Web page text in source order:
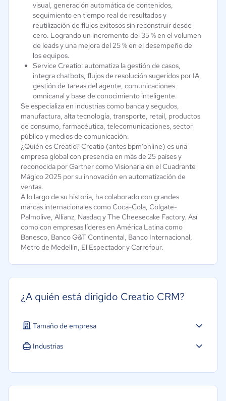
visual, generación automática de contenidos,
seguimiento en tiempo real de resultados y
reutilización de flujos exitosos sin reconstruir desde
cero. Logrando un incremento del 35 % en el volumen
de leads y una mejora del 25 % en el desempeño de
los equipos.
Service Creatio: automatiza la gestión de casos,
integra chatbots, flujos de resolución sugeridos por IA,
gestión de tareas del agente, comunicaciones
omnicanal y base de conocimiento inteligente.
Se especializa en industrias como banca y segudos,
manufactura, alta tecnología, transporte, retail, productos
de consumo, farmacéutica, telecomunicaciones, sector
público y medios de comunicación.
¿Quién es Creatio? Creatio (antes bpm’online) es una
empresa global con presencia en más de 25 países y
reconocida por Gartner como Visionaria en el Cuadrante
Mágico 2025 por su innovación en automatización de
ventas.
A lo largo de su historia, ha colaborado con grandes
marcas internacionales como Coca-Cola, Colgate-
Palmolive, Allianz, Nasdaq y The Cheesecake Factory. Así
como con empresas líderes en América Latina como
Banesco, Banco G&T Continental, Banco Internacional,
Metro de Medellín, El Espectador y Carrefour.
¿A quién está dirigido Creatio CRM?
Tamaño de empresa
Mediana: 50 a 249 trabajadores
Industrias